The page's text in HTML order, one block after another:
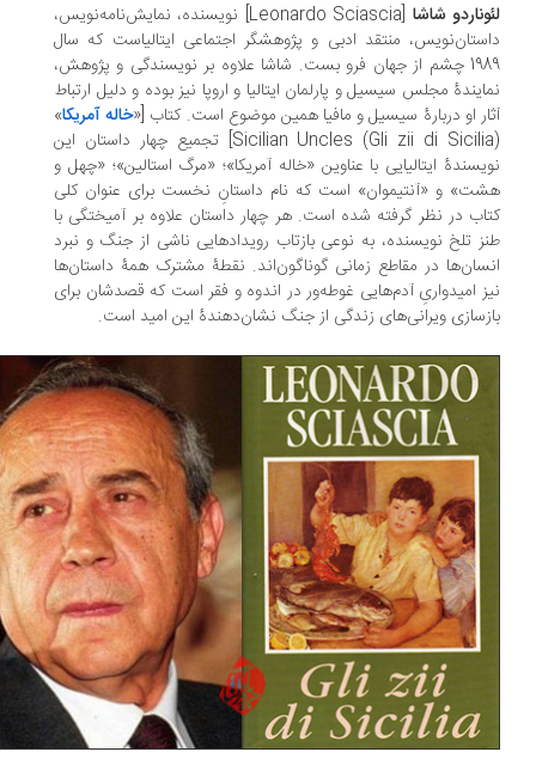
شاشا
[Leonardo Sciascia] نویسنده، نمایش‌نامه‌نویس،
منتقد ادبی و پژوهشگر اجتماعی ایتالیاست که سال
1989 چشم از جهان فرو بست. شاشا علاوه بر نویسندگی و پژوهش،
مجلس سیسیل و پارلمان ایتالیا و اروپا نیز بوده و دلیل ارتباط
او دربارۀ سیسیل و مافیا همین موضوع است. کتاب [«خاله آمریکا»
Sicilian Uncles (Gli zii di Sicilia)] تجمیع چهار داستان این
ایتالیایی با عناوین «خاله آمریکا»؛ «مرگ استالین»؛ «چهل و
و «آنتیموان» است که نام داستانِ نخست برای عنوان کلی
در نظر گرفته شده است. هر چهار داستان علاوه بر آمیختگی با
تلخ نویسنده، به نوعی بازتاب رویدادهایی ناشی از جنگ و نبرد
در مقاطع زمانی گوناگون‌اند. نقطۀ مشترک همۀ داستان‌ها
امیدواریِ آدم‌هایی غوطه‌ور در اندوه و فقر است که قصدشان برای
ویرانی‌های زندگی از جنگ نشان‌دهندۀ این امید است.